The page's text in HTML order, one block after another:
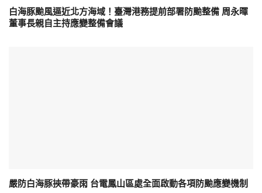
白海豚颱風逼近北方海域！臺灣港務提前部署防颱整備 周永暉
董事長親自主持應變整備會議
嚴防白海豚挾帶豪雨 台電鳳山區處全面啟動各項防颱應變機制